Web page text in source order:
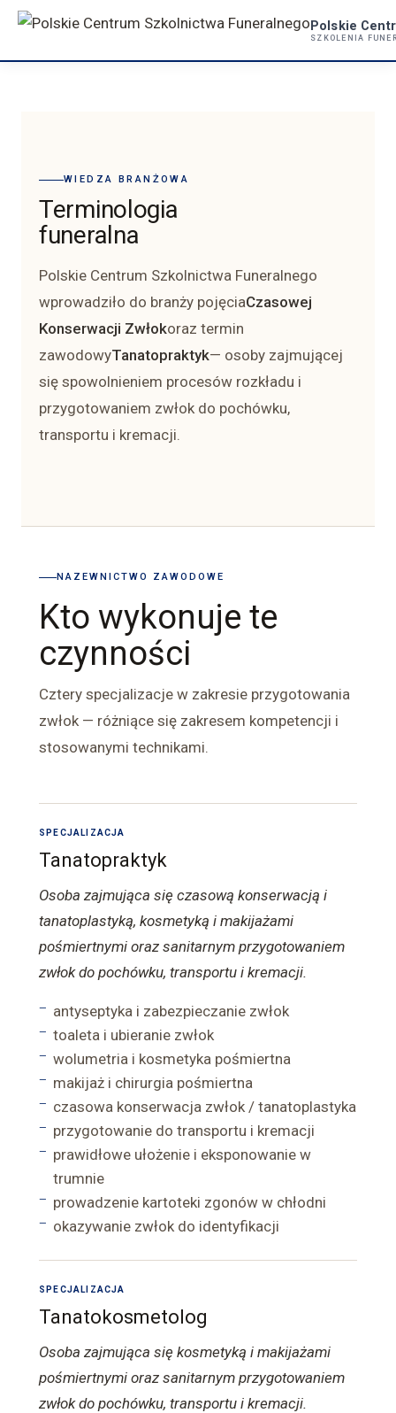
Przejdź
treści
Polskie
SZKOLENIA
WIEDZA BRANŻOWA
Terminologia
funeralna
Polskie Centrum Szkolnictwa Funeralnego
wprowadziło do branży pojęciaCzasowej
Konserwacji Zwłokoraz termin
zawodowyTanatopraktyk— osoby zajmującej
się spowolnieniem procesów rozkładu i
przygotowaniem zwłok do pochówku,
transportu i kremacji.
NAZEWNICTWO ZAWODOWE
Kto wykonuje te
czynności
Cztery specjalizacje w zakresie przygotowania
zwłok — różniące się zakresem kompetencji i
stosowanymi technikami.
SPECJALIZACJA
Tanatopraktyk
Osoba zajmująca się czasową konserwacją i
tanatoplastyką, kosmetyką i makijażami
pośmiertnymi oraz sanitarnym przygotowaniem
zwłok do pochówku, transportu i kremacji.
antyseptyka i zabezpieczanie zwłok
toaleta i ubieranie zwłok
wolumetria i kosmetyka pośmiertna
makijaż i chirurgia pośmiertna
czasowa konserwacja zwłok / tanatoplastyka
przygotowanie do transportu i kremacji
prawidłowe ułożenie i eksponowanie w
trumnie
prowadzenie kartoteki zgonów w chłodni
okazywanie zwłok do identyfikacji
SPECJALIZACJA
Tanatokosmetolog
Osoba zajmująca się kosmetyką i makijażami
pośmiertnymi oraz sanitarnym przygotowaniem
zwłok do pochówku, transportu i kremacji.